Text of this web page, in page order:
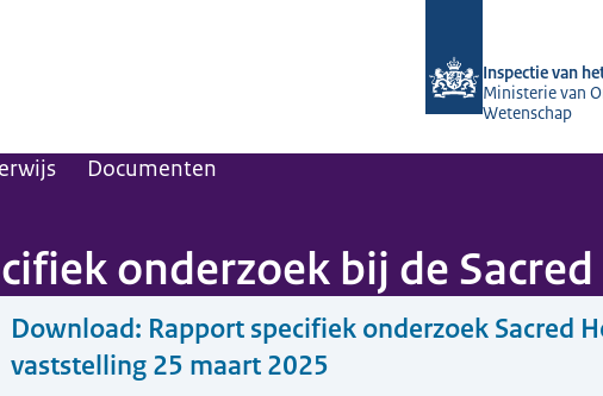
Inspectie van
Ministerie van
Wetenschap
Documenten
onderzoek bij de
Download: Rapport specifiek onderzoek Sacred
vaststelling 25 maart 2025